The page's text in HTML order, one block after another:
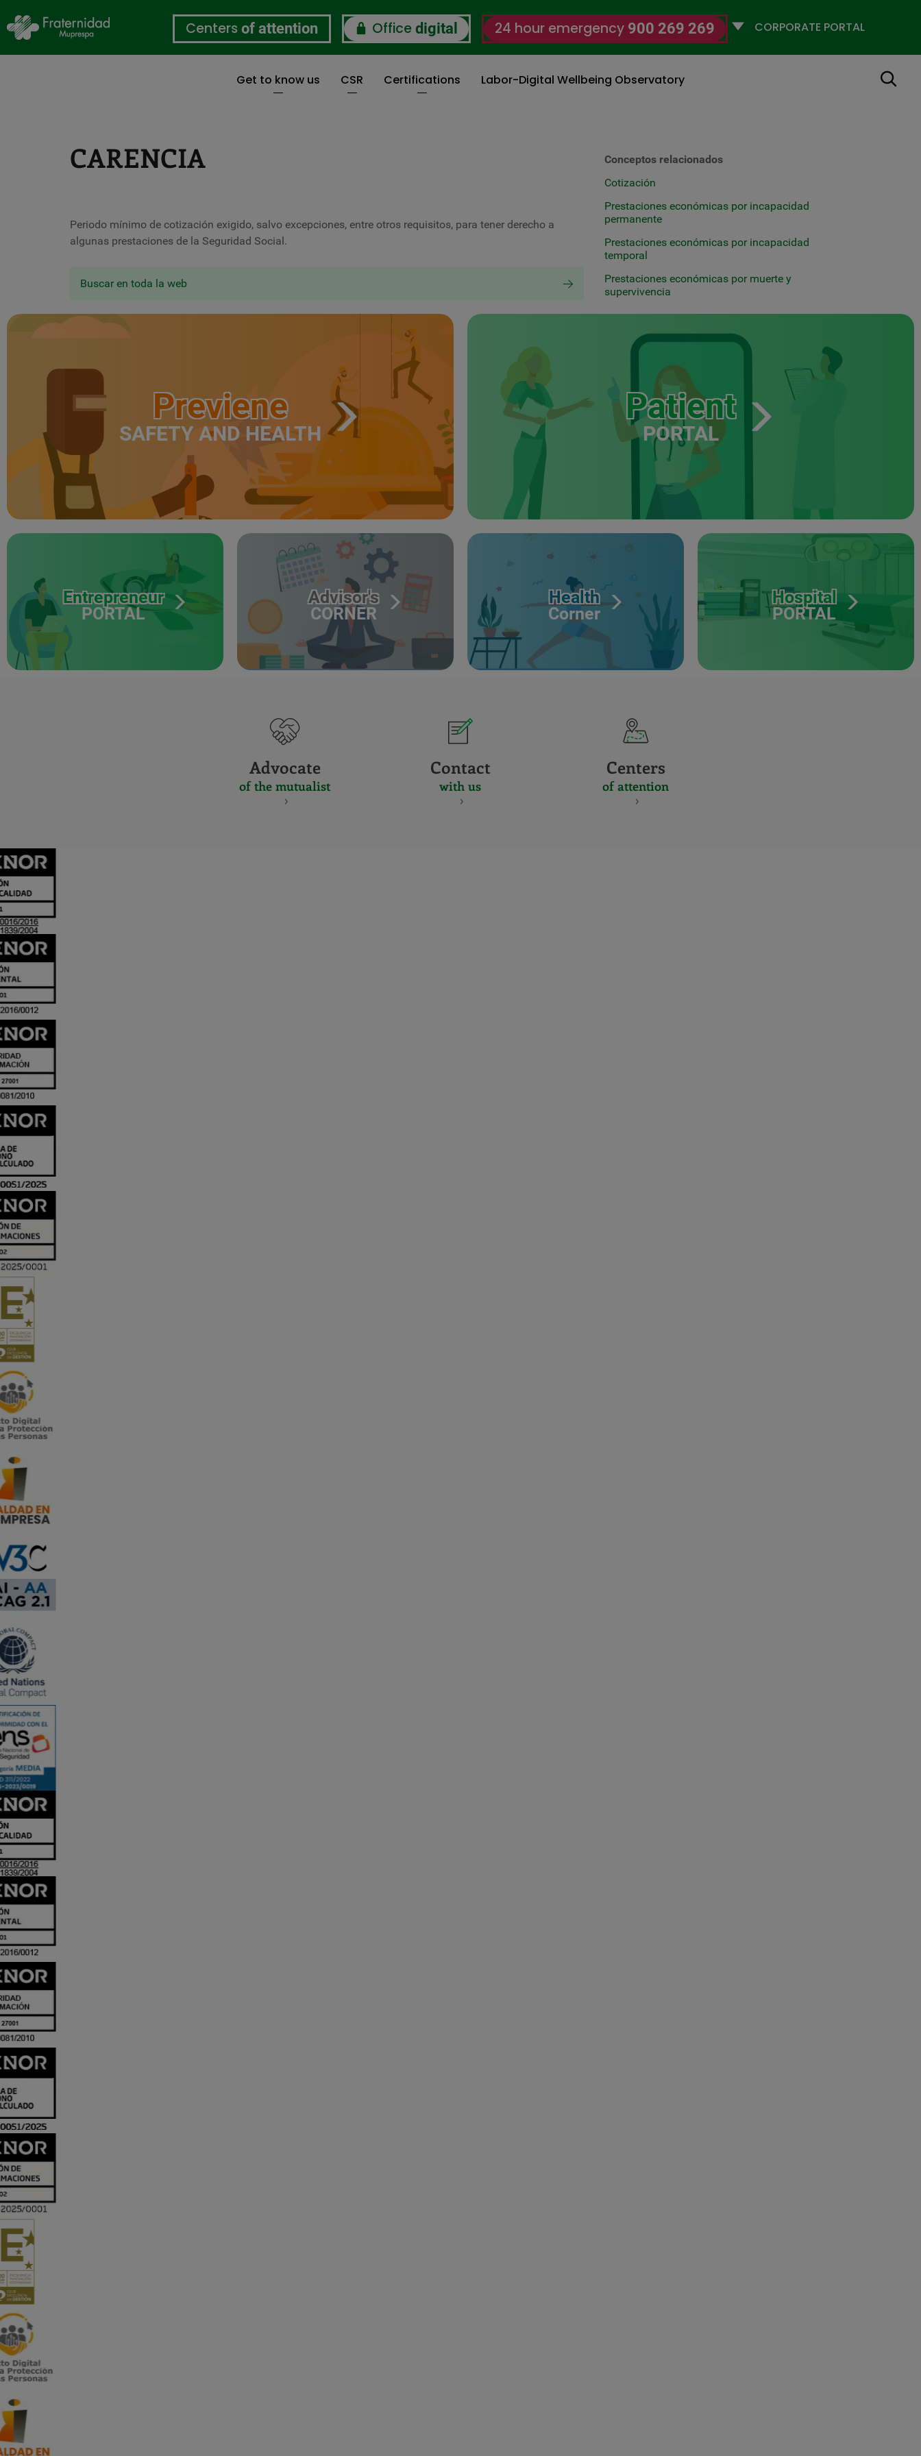
Centers of attention Office digital 24 hour emergency 900 269 269
Selecciona
Get to know us CSR Certifications Labor-Digital Wellbeing Observatory Search
CARENCIA
Periodo mínimo de cotización exigido, salvo excepciones, entre otros requisitos, para tener derecho a
algunas prestaciones de la Seguridad Social.
Buscar en toda la web
Conceptos relacionados
Cotización
Prestaciones económicas por incapacidad
permanente
Prestaciones económicas por incapacidad
temporal
Prestaciones económicas por muerte y
supervivencia
Previene
SAFETY AND HEALTH
Patient
PORTAL
Entrepreneur
PORTAL
Advisor's
CORNER
Health
Corner
Hospital
PORTAL
Advocate
of the mutualist
Contact
with us
Centers
of attention